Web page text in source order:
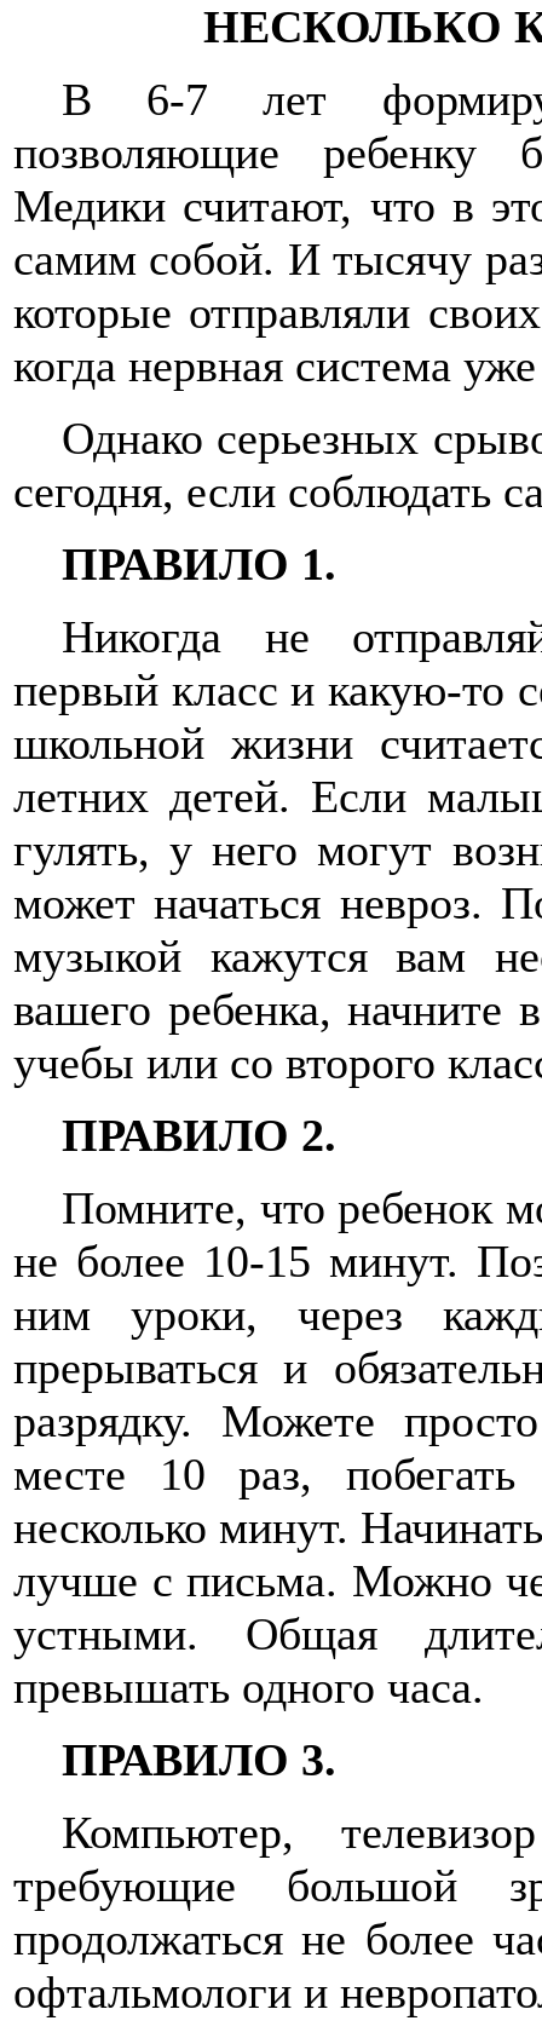
НЕСКОЛЬКО
В 6-7 лет
позволяющие
Медики считают, что в
самим собой. И тысячу
которые отправляли
когда нервная система
Однако серьезных
сегодня, если соблюдать
ПРАВИЛО 1.
Никогда не
первый класс и какую-то
школьной жизни
летних детей. Если
гулять, у него могут
может начаться невроз.
музыкой кажутся вам
вашего ребенка, начните
учебы или со второго
ПРАВИЛО 2.
Помните, что ребенок
не более 10-15 минут.
ним уроки, через
прерываться и
разрядку. Можете
месте 10 раз,
несколько минут.
лучше с письма. Можно
устными. Общая
превышать одного часа.
ПРАВИЛО 3.
Компьютер,
требующие большой
продолжаться не более
офтальмологи и